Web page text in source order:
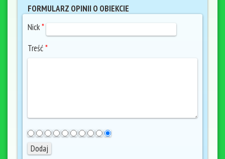
FORMULARZ OPINII O OBIEKCIE
Nick*
Treść*